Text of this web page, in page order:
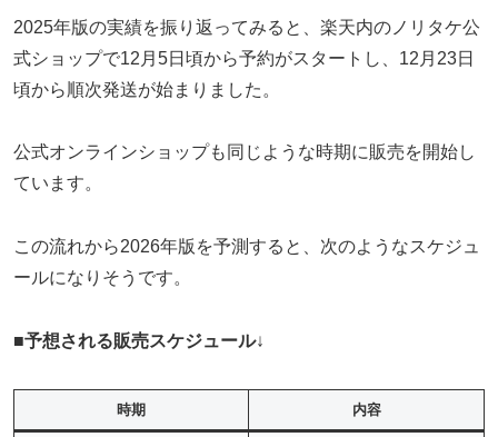
2025年版の実績を振り返ってみると、楽天内のノリタケ公
式ショップで12月5日頃から予約がスタートし、12月23日
頃から順次発送が始まりました。
公式オンラインショップも同じような時期に販売を開始し
ています。
この流れから2026年版を予測すると、次のようなスケジュ
ールになりそうです。
■予想される販売スケジュール↓
時期 内容